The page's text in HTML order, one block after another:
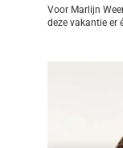
Voor Marlijn
deze vakantie er